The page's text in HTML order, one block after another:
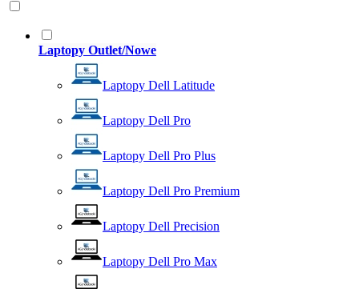
Laptopy Outlet/Nowe
Laptopy Dell Latitude
Laptopy Dell Pro
Laptopy Dell Pro Plus
Laptopy Dell Pro Premium
Laptopy Dell Precision
Laptopy Dell Pro Max